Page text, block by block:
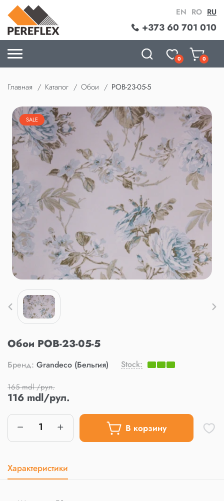
+373 60 701 010
EN RO RU
0 0
Главная Каталог Обои POB-23-05-5
SALE
Обои POB-23-05-5
Бренд: Grandeco (Бельгия) Stock:
165 mdl /рул.
116 mdl/рул.
В корзину
Характеристики